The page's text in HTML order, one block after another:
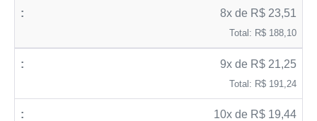
8x de R$ 23,51
Total: R$ 188,10
9x de R$ 21,25
Total: R$ 191,24
10x de R$ 19,44